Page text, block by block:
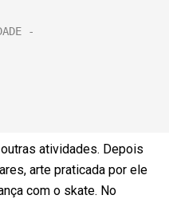
atividades. Depois
arte praticada por ele
com o skate. No